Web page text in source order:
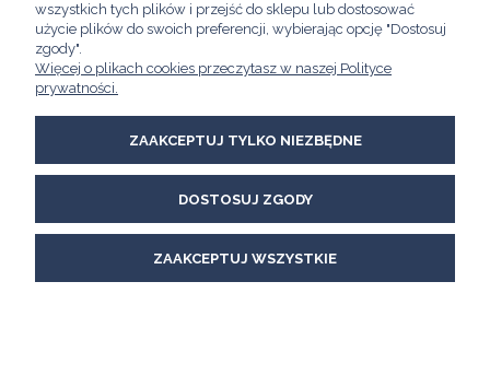
INFORMACJE
Kawimet W. Bunia i Spółka, Spółka Jawna
01-230 Warszawa
email:kawimet@kawimet.pl
POKAŻ PEŁNĄ WERSJĘ STRONY
Sklep internetowy Shoper Premium
wszystkich tych plików i przejść do sklepu lub dostosować
użycie plików do swoich preferencji, wybierając opcję "Dostosuj
zgody".
Więcej o plikach cookies przeczytasz w naszej Polityce
prywatności.
ZAAKCEPTUJ TYLKO NIEZBĘDNE
DOSTOSUJ ZGODY
ZAAKCEPTUJ WSZYSTKIE